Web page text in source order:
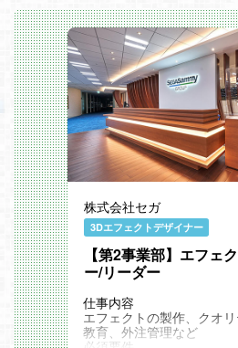
発の視点が養われます。
- キャリアパスの広がり
今後組織拡大に伴いチー
いくため、実績次第では
ポジションにステップア
があります。将来的にマ
責任者といったキャリア
いくことも可能です。
▼[会社説明資料](https://
m/clusterinc/we-are-hiring)
※会社全体に関する詳細
ください
アルな話を聞いてみた」
い。
?働き方について
当社は子育て中の社員も
スタートアップで、柔軟
す。例えば：
フレックスタイム制（コ
16:00）導入
週2日のリモートワーク（
男女問わず産休・育休の取
?ポジションの魅力は？
最先端イノベーションへ
リーアダプターである大手
革新的プロジェクトを仕掛
ます。
営業＋αの成長機会
単なる「モノ売り」ではな
活かして現場の声を吸い
ーパーソン（開発・クリエ
経営陣など）を巻き込み
改善や新機能開発をリー
られます。営業スキルに
に、顧客のビジネスを構
から提案、受注、プロダ
バックまでを一貫して担
業・価値創出を具体化し
せします。
業務内容
顧客のビジネス課題に対
使した解決策の提示から
までをリードします。
戦略提案
ナショナルクライアント
び深耕。
メタバース/XR活用の
整理し、コンサルティング
案。
プロジェクト推進
社内のディレクター・CG
ーティストと連携し、体
を設計。
成、および契約交渉・合意
事業開発・FB
受注後のプロジェクトオー
株式会社セガ
3Dエフェクトデザイナー
【第2事業部】エフェ
ー/リーダー
仕事内容
エフェクトの製作、クオ
教育、外注管理など